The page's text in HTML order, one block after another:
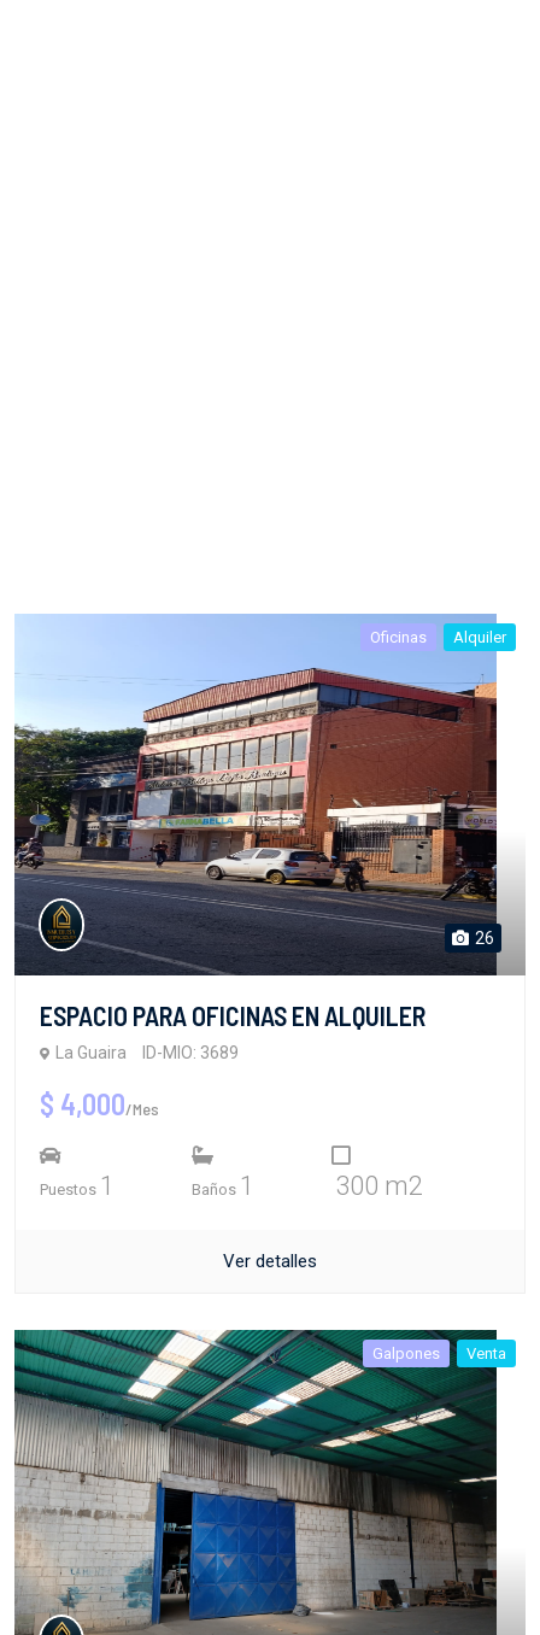
Oficinas Alquiler
26
ESPACIO PARA OFICINAS EN ALQUILER
La Guaira ID-MIO: 3689
$ 4,000/Mes
Puestos 1 Baños 1 300 m2
Ver detalles
Galpones Venta